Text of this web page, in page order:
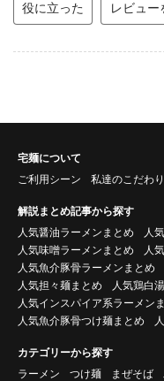
役に立った レビュー
宅麺について
ご利用シーン
私達のこだわり
解説まとめ記事から探す
人気醤油ラーメンまとめ
人
人気味噌ラーメンまとめ
人
人気魚介豚骨ラーメンまとめ
人気担々麺まとめ
人気鶏白
人気インスパイア系ラーメン
人気魚介豚骨つけ麺まとめ
カテゴリーから探す
ラーメン
つけ麺 まぜそば